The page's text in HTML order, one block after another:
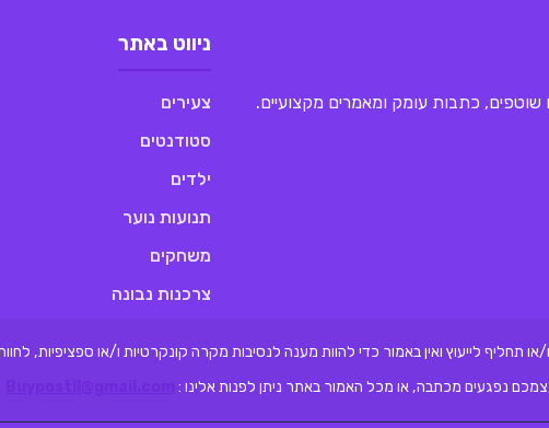
שוטפים, כתבות עומק ומאמרים מקצועיים.
ניווט באתר
צעירים
סטודנטים
ילדים
תנועות נוער
משחקים
צרכנות נבונה
ו/או תחליף לייעוץ ואין באמור כדי להוות מענה לנסיבות מקרה קונקרטיות ו/או ספציפיות,
נפגעים מכתבה, או מכל האמור באתר ניתן לפנות אלינו :